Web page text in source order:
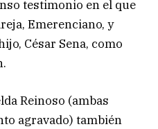
testimonio en el que
Emerenciano, y
César Sena, como
Reinoso (ambas
agravado) también